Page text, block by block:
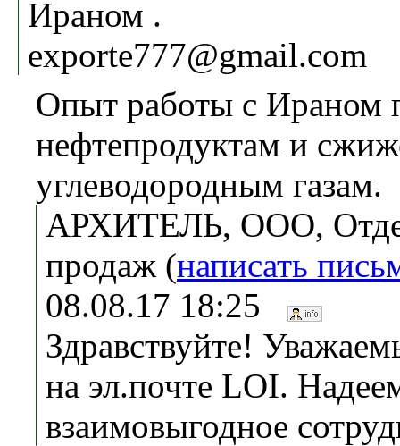
Ираном .
exporte777@gmail.com
Опыт работы с Ираном
нефтепродуктам и
углеводородным газам.
АРХИТЕЛЬ, ООО,
продаж (написать
08.08.17 18:25
Здравствуйте!
на эл.почте LOI.
взаимовыгодное